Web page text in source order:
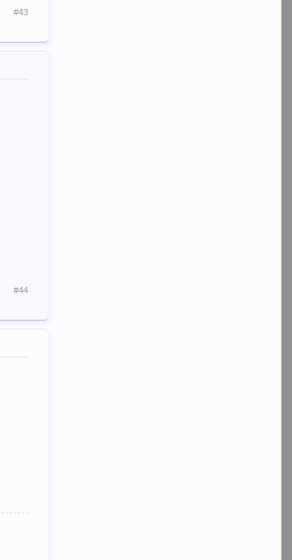
#43
#44